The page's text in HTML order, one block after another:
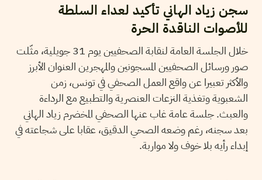
سجن زياد الهاني تأكيد لعداء السلطة
للأصوات الناقدة الحرة
خلال الجلسة العامة لنقابة الصحفيين يوم 31 جويلية، مثّلت
صور ورسائل الصحفيين المسجونين والمهجرين العنوان الأبرز
والأكثر تعبيرا عن واقع العمل الصحفي في تونس، زمن
الشعبوية وتغذية النزعات العنصرية والتطبيع مع الرداءة
والعبث. جلسة عامة غاب عنها الصحفي المخضرم زياد الهاني
بعد سجنه، رغم وضعه الصحي الدقيق، عقابا على شجاعته في
إبداء رأيه بلا خوف ولا مواربة.